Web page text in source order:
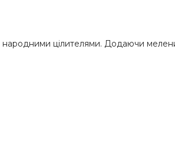
й народними цілителями. Додаючи